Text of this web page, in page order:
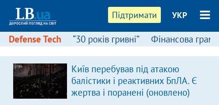
Підтримати УКР
Defense Tech “30 років гривні” Фінансова
Київ перебував під атакою
балістики і реактивних БпЛА. Є
жертва і поранені (оновлено)